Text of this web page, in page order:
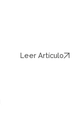
Leer Artículo